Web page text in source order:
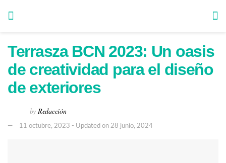
Terrasza BCN 2023: Un oasis
de creatividad para el diseño
de exteriores
by Redacción
11 octubre, 2023 - Updated on 28 junio, 2024